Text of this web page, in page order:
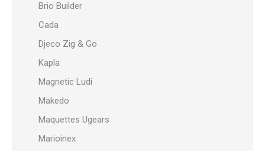
Brio Builder
Cada
Djeco Zig & Go
Kapla
Magnetic Ludi
Makedo
Maquettes Ugears
Marioinex